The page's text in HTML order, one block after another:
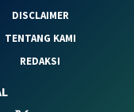
DISCLAIMER
TENTANG KAMI
REDAKSI